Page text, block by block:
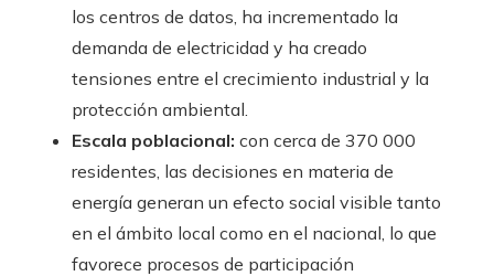
los centros de datos, ha incrementado la
demanda de electricidad y ha creado
tensiones entre el crecimiento industrial y la
protección ambiental.
Escala poblacional: con cerca de 370 000
residentes, las decisiones en materia de
energía generan un efecto social visible tanto
en el ámbito local como en el nacional, lo que
favorece procesos de participación